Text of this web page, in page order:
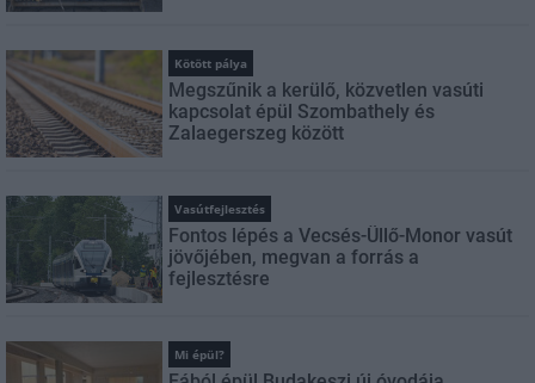
Kötött pálya
Megszűnik a kerülő, közvetlen vasúti
kapcsolat épül Szombathely és
Zalaegerszeg között
Vasútfejlesztés
Fontos lépés a Vecsés-Üllő-Monor vasút
jövőjében, megvan a forrás a
fejlesztésre
Mi épül?